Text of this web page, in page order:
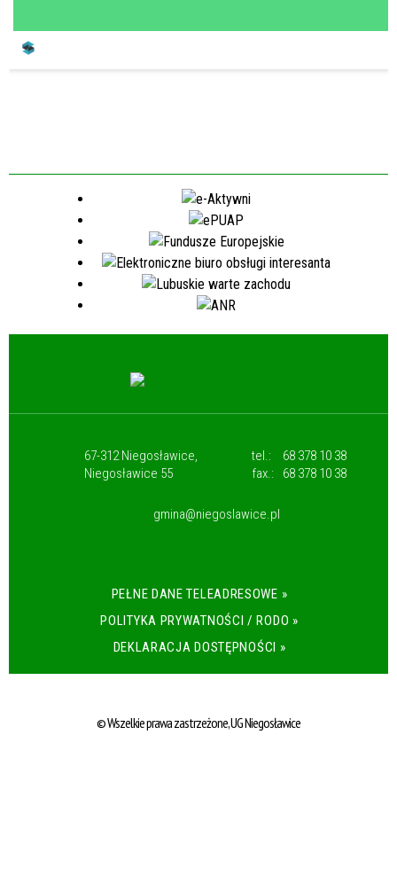
67-312 Niegosławice,
Niegosławice 55
tel.:
68 378 10 38
fax.:
68 378 10 38
gmina@niegoslawice.pl
PEŁNE DANE TELEADRESOWE »
POLITYKA PRYWATNOŚCI / RODO »
DEKLARACJA DOSTĘPNOŚCI »
© Wszelkie prawa zastrzeżone, UG Niegosławice